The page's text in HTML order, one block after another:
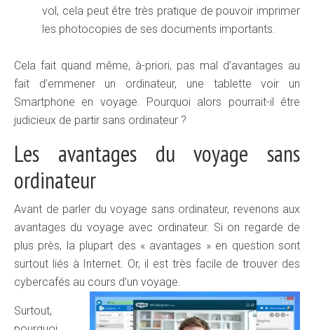
vol, cela peut être très pratique de pouvoir imprimer
les photocopies de ses documents importants.
Cela fait quand même, à-priori, pas mal d’avantages au
fait d’emmener un ordinateur, une tablette voir un
Smartphone en voyage. Pourquoi alors pourrait-il être
judicieux de partir sans ordinateur ?
Les avantages du voyage sans
ordinateur
Avant de parler du voyage sans ordinateur, revenons aux
avantages du voyage avec ordinateur. Si on regarde de
plus près, la plupart des « avantages » en question sont
surtout liés à Internet. Or, il est très facile de trouver des
cybercafés au cours d’un voyage.
Surtout,